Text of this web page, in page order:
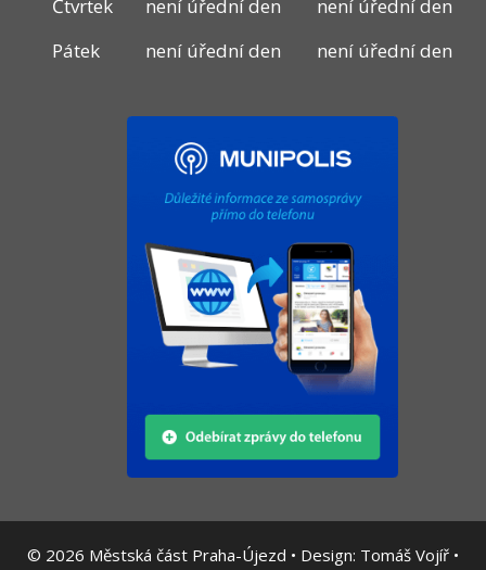
Čtvrtek
není úřední den
není úřední den
Pátek
není úřední den není úřední den
© 2026 Městská část Praha-Újezd • Design: Tomáš Vojíř •